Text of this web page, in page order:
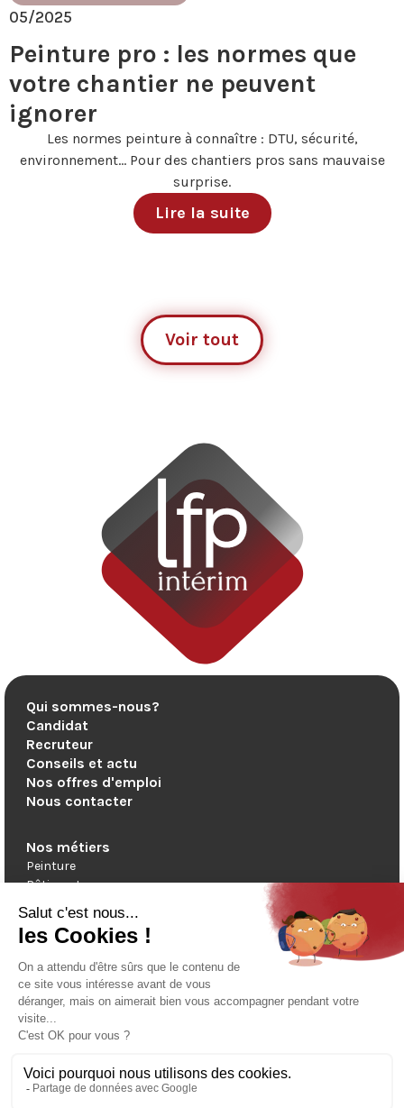
05/2025
Peinture pro : les normes que
votre chantier ne peuvent
ignorer
Les normes peinture à connaître : DTU, sécurité,
environnement… Pour des chantiers pros sans mauvaise
surprise.
Lire la suite
Voir tout
Qui sommes-nous?
Candidat
Recruteur
Conseils et actu
Nos offres d'emploi
Nous contacter
Nos métiers
Peinture
Bâtiment
Suivez-nous!
Sur Youtube
Politique de confidentialité